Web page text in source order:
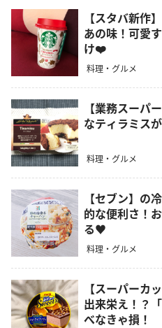
【スタバ新作
あの味！可愛
け❤️
料理・グルメ
【業務スーパ
なティラミス
料理・グルメ
【セブン】の
的な便利さ！
る♥
料理・グルメ
【スーパーカ
出来栄え！？
べなきゃ損！